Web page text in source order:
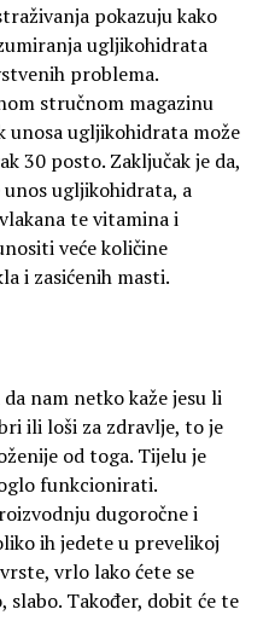
pokazuju kako
ugljikohidrata
problema.
stručnom magazinu
unosa ugljikohidrata može
30 posto. Zaključak je da,
ugljikohidrata, a
te vitamina i
veće količine
i zasićenih masti.
nam netko kaže jesu li
ili loši za zdravlje, to je
od toga. Tijelu je
funkcionirati.
dugoročne i
ih jedete u prevelikoj
vrlo lako ćete se
Također, dobit će te